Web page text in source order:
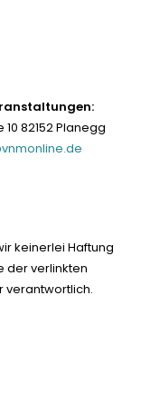
82152 Planegg
keinerlei Haftung
der verlinkten
verantwortlich.